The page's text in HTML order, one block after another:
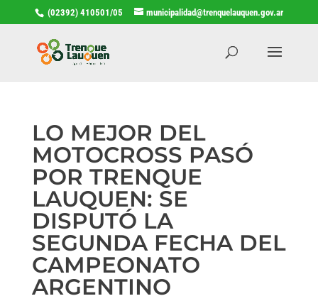
(02392) 410501/05 municipalidad@trenquelauquen.gov.ar
LO MEJOR DEL
MOTOCROSS PASÓ
POR TRENQUE
LAUQUEN: SE
DISPUTÓ LA
SEGUNDA FECHA DEL
CAMPEONATO
ARGENTINO